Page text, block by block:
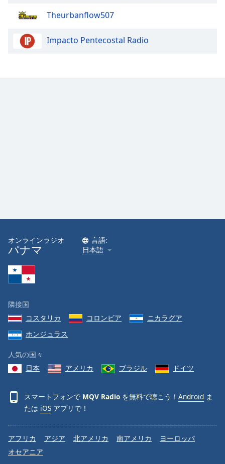
Color
Opacity
Font
Family
Done
Close
Dialog
dialog
Theurbanflow507
Impacto Pentecostal Radio
オンラインラジオ
パナマ
言語:
日本語
隣接国
コスタリカ
コロンビア
ニカラグア
ホンジュラス
人気の国々
日本
アメリカ ブラジル ドイツ
スマートフォンで MQV Radio を無料で聴こう！ Android ま
たは iOS アプリで！
アフリカ アジア 北アメリカ 南アメリカ
ヨーロッパ
オセアニア